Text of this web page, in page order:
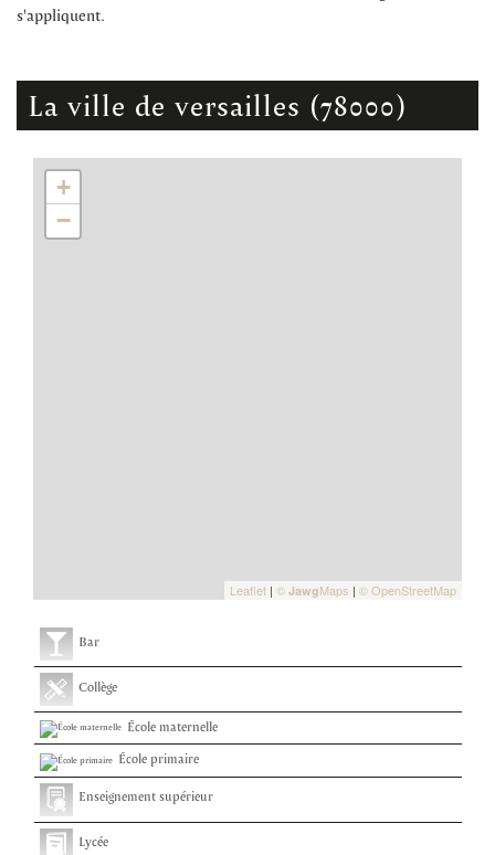
s'appliquent.
la ville de versailles (78000)
+
−
Leaflet | © JawgMaps | © OpenStreetMap
Bar
Collège
École maternelle
École primaire
Enseignement supérieur
Lycée